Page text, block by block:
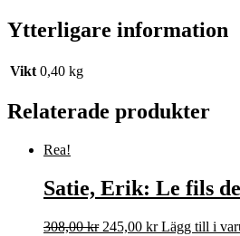
Ytterligare information
Vikt 0,40 kg
Relaterade produkter
Rea!
Satie, Erik: Le fils
308,00kr Det
245,00 krDet
Lägg till i